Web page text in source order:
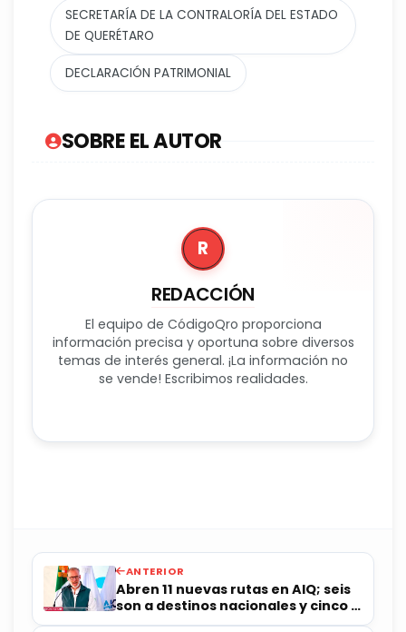
SECRETARÍA DE LA CONTRALORÍA DEL ESTADO
DE QUERÉTARO
DECLARACIÓN PATRIMONIAL
SOBRE EL AUTOR
R
REDACCIÓN
El equipo de CódigoQro proporciona
información precisa y oportuna sobre diversos
temas de interés general. ¡La información no
se vende! Escribimos realidades.
ANTERIOR
Abren 11 nuevas rutas en AIQ; seis
son a destinos nacionales y cinco a
EUA